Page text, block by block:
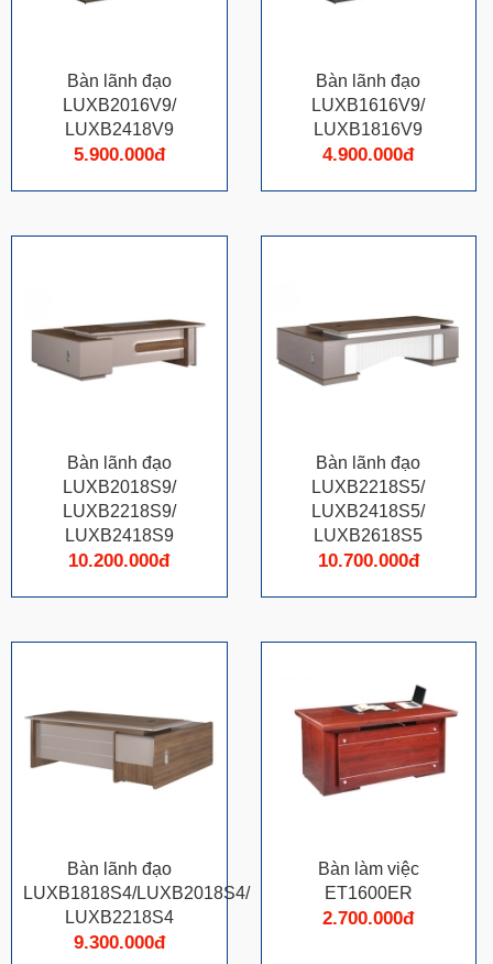
Bàn lãnh đạo
LUXB2016V9/
LUXB2418V9
5.900.000đ
Bàn lãnh đạo
LUXB1616V9/
LUXB1816V9
4.900.000đ
Bàn lãnh đạo
LUXB2018S9/
LUXB2218S9/
LUXB2418S9
10.200.000đ
Bàn lãnh đạo
LUXB2218S5/
LUXB2418S5/
LUXB2618S5
10.700.000đ
Bàn lãnh đạo
LUXB1818S4/LUXB2018S4/
LUXB2218S4
9.300.000đ
Bàn làm việc
ET1600ER
2.700.000đ